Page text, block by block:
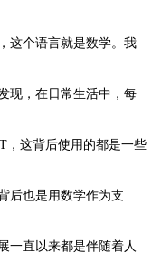
这个语言就是数学。我
现，在日常生活中，每
，这背后使用的都是一些
后也是用数学作为支
一直以来都是伴随着人